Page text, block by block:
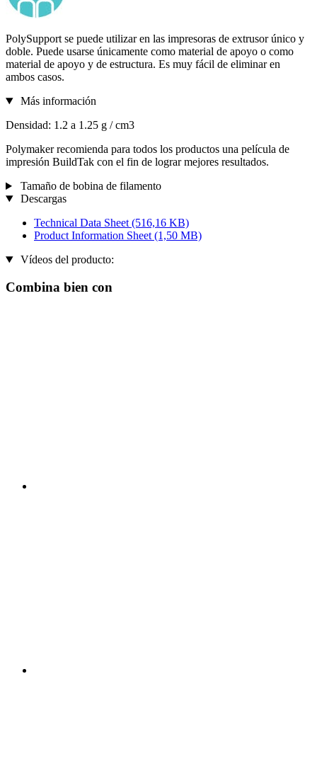
PolySupport se puede utilizar en las impresoras de extrusor único y
doble. Puede usarse únicamente como material de apoyo o como
material de apoyo y de estructura. Es muy fácil de eliminar en
ambos casos.
Más información
Densidad: 1.2 a 1.25 g / cm3
Polymaker recomienda para todos los productos una película de
impresión BuildTak con el fin de lograr mejores resultados.
Tamaño de bobina de filamento
Descargas
Technical Data Sheet (516,16 KB)
Product Information Sheet (1,50 MB)
Vídeos del producto:
Combina bien con